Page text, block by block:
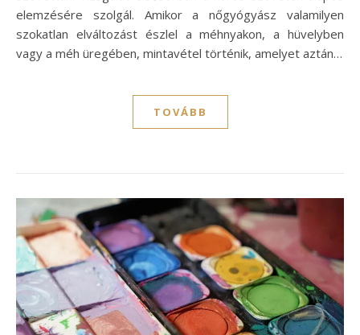
elemzésére szolgál. Amikor a nőgyógyász valamilyen
szokatlan elváltozást észlel a méhnyakon, a hüvelyben
vagy a méh üregében, mintavétel történik, amelyet aztán…
TOVÁBB